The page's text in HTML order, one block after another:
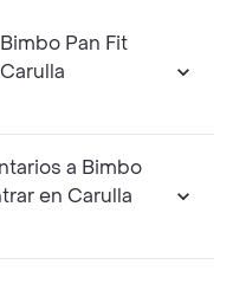
Pan Fit
a Bimbo
en Carulla